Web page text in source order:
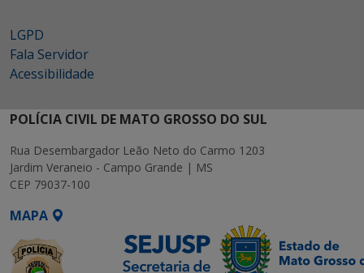
LGPD
Fala Servidor
Acessibilidade
POLÍCIA CIVIL DE MATO GROSSO DO SUL
Rua Desembargador Leão Neto do Carmo 1203
Jardim Veraneio - Campo Grande | MS
CEP 79037-100
MAPA